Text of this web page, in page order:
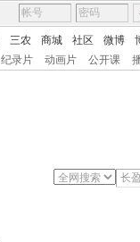
三农 商城 社区 微博
纪录片 动画片 公开课